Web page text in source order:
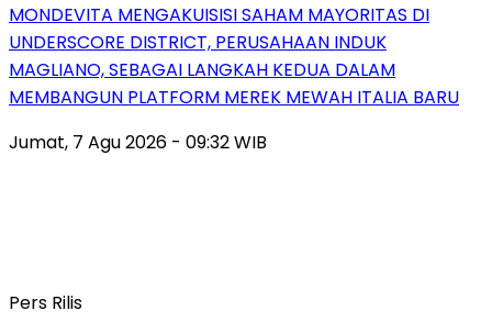
MONDEVITA MENGAKUISISI SAHAM MAYORITAS DI
UNDERSCORE DISTRICT, PERUSAHAAN INDUK
MAGLIANO, SEBAGAI LANGKAH KEDUA DALAM
MEMBANGUN PLATFORM MEREK MEWAH ITALIA BARU
Jumat, 7 Agu 2026 - 09:32 WIB
Pers Rilis